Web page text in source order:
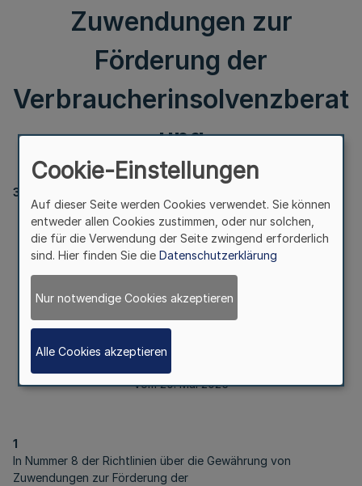
Zuwendungen zur
Förderung der
Verbraucherinsolvenzberat
ung
316
Zweite Änderung der
Richtlinien über die Gewährung von Zuwendungen
zur Förderung der Verbraucherinsolvenzberatung
des Ministeriums für Kinder, Jugend, Familie, Gleichstellung,
Flucht und Integration
Vom 20. Mai 2025
1
In Nummer 8 der Richtlinien über die Gewährung von
Zuwendungen zur Förderung der
Cookie-Einstellungen
Auf dieser Seite werden Cookies verwendet. Sie können
entweder allen Cookies zustimmen, oder nur solchen,
die für die Verwendung der Seite zwingend erforderlich
sind. Hier finden Sie die Datenschutzerklärung
Nur notwendige Cookies akzeptieren
Alle Cookies akzeptieren